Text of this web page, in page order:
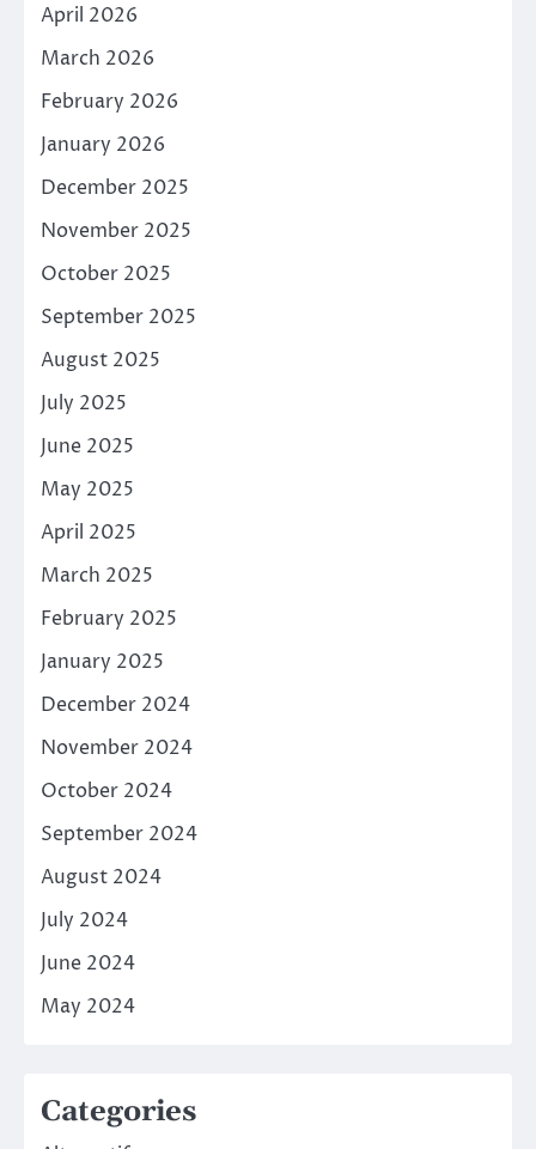
April 2026
March 2026
February 2026
January 2026
December 2025
November 2025
October 2025
September 2025
August 2025
July 2025
June 2025
May 2025
April 2025
March 2025
February 2025
January 2025
December 2024
November 2024
October 2024
September 2024
August 2024
July 2024
June 2024
May 2024
Categories